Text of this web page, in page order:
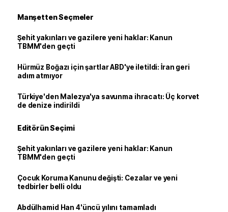
Manşetten Seçmeler
Şehit yakınları ve gazilere yeni haklar: Kanun
TBMM'den geçti
Hürmüz Boğazı için şartlar ABD'ye iletildi: İran geri
adım atmıyor
Türkiye'den Malezya'ya savunma ihracatı: Üç korvet
de denize indirildi
Editörün Seçimi
Şehit yakınları ve gazilere yeni haklar: Kanun
TBMM'den geçti
Çocuk Koruma Kanunu değişti: Cezalar ve yeni
tedbirler belli oldu
Abdülhamid Han 4'üncü yılını tamamladı